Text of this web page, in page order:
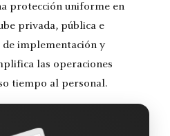
protección uniforme en
privada, pública e
de implementación y
las operaciones
tiempo al personal.